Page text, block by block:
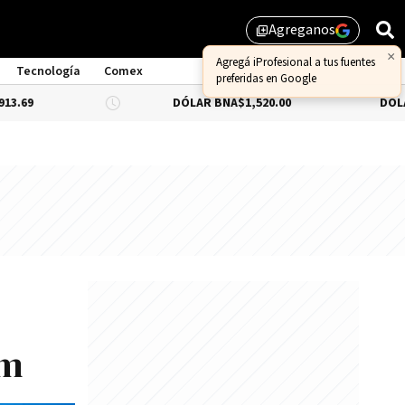
library_addAgreganos
×
Agregá iProfesional a tus fuentes
preferidas en Google
Tecnología
Comex
DÓLAR BNA$1,520.00 DÓLAR BLUE-